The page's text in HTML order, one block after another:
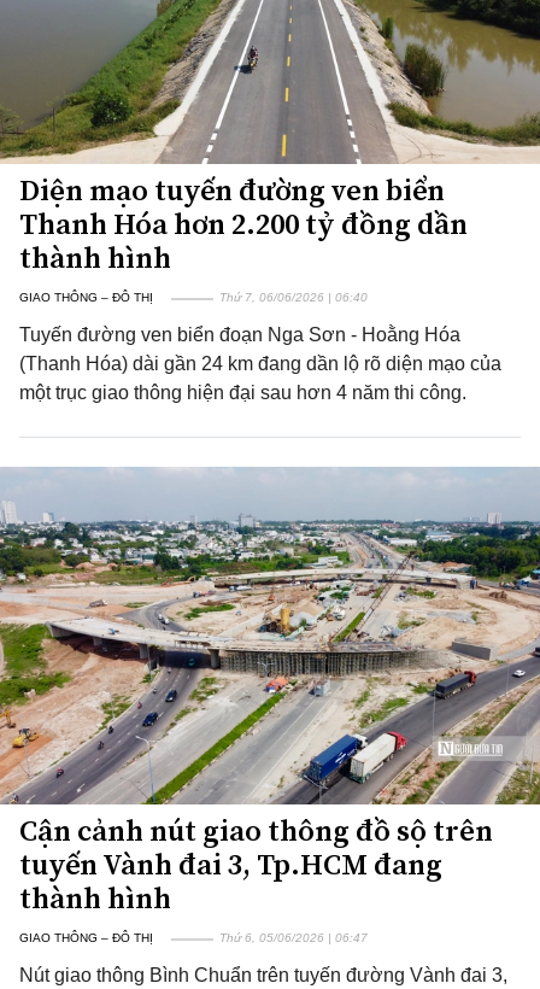
Diện mạo tuyến đường ven biển
Thanh Hóa hơn 2.200 tỷ đồng dần
thành hình
GIAO THÔNG – ĐÔ THỊ Thứ 7, 06/06/2026 | 06:40
Tuyến đường ven biển đoạn Nga Sơn - Hoằng Hóa
(Thanh Hóa) dài gần 24 km đang dần lộ rõ diện mạo của
một trục giao thông hiện đại sau hơn 4 năm thi công.
Cận cảnh nút giao thông đồ sộ trên
tuyến Vành đai 3, Tp.HCM đang
thành hình
GIAO THÔNG – ĐÔ THỊ Thứ 6, 05/06/2026 | 06:47
Nút giao thông Bình Chuẩn trên tuyến đường Vành đai 3,